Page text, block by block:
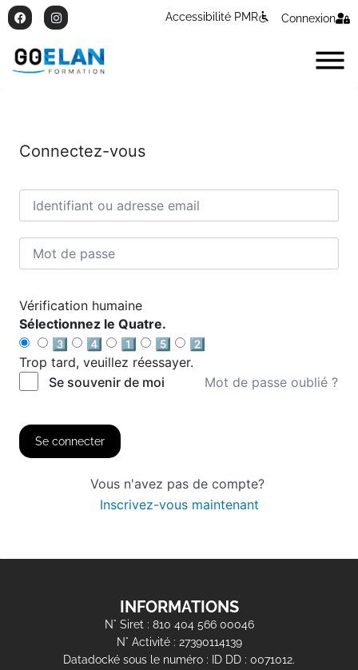
Accessibilité PMR Connexion
Connectez-vous
Vérification humaine
Sélectionnez le Quatre.
3️⃣
4️⃣ 1️⃣ 5️⃣
2️⃣
Trop tard, veuillez réessayer.
Se souvenir de moi
Mot de passe oublié ?
Se connecter
Vous n'avez pas de compte?
Inscrivez-vous maintenant
INFORMATIONS
N° Siret : 810 404 566 00046
N° Activité : 27390114139
Datadocké sous le numéro : ID DD : 0071012.